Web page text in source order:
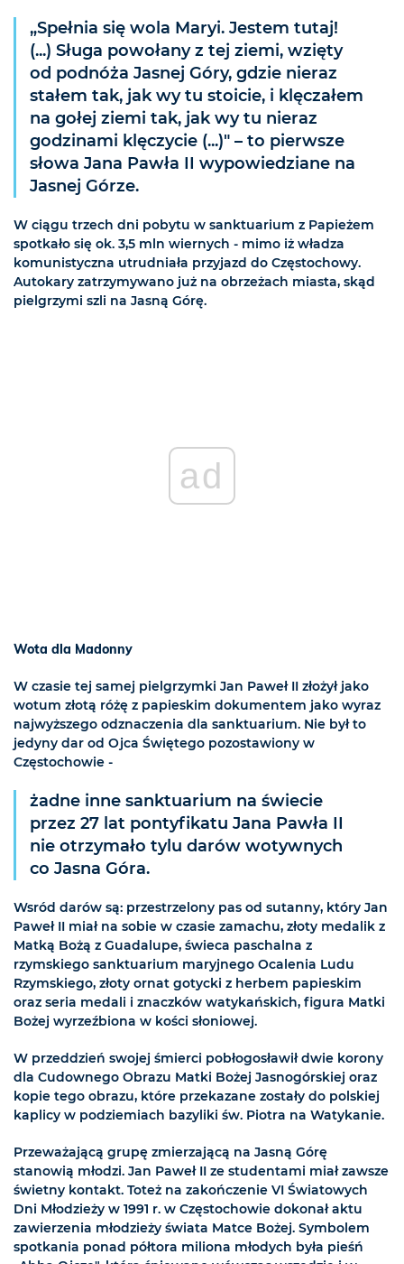
„Spełnia się wola Maryi. Jestem tutaj!
(...) Sługa powołany z tej ziemi, wzięty
od podnóża Jasnej Góry, gdzie nieraz
stałem tak, jak wy tu stoicie, i klęczałem
na gołej ziemi tak, jak wy tu nieraz
godzinami klęczycie (...)" – to pierwsze
słowa Jana Pawła II wypowiedziane na
Jasnej Górze.
W ciągu trzech dni pobytu w sanktuarium z Papieżem
spotkało się ok. 3,5 mln wiernych - mimo iż władza
komunistyczna utrudniała przyjazd do Częstochowy.
Autokary zatrzymywano już na obrzeżach miasta, skąd
pielgrzymi szli na Jasną Górę.
ad
Wota dla Madonny
W czasie tej samej pielgrzymki Jan Paweł II złożył jako
wotum złotą różę z papieskim dokumentem jako wyraz
najwyższego odznaczenia dla sanktuarium. Nie był to
jedyny dar od Ojca Świętego pozostawiony w
Częstochowie -
żadne inne sanktuarium na świecie
przez 27 lat pontyfikatu Jana Pawła II
nie otrzymało tylu darów wotywnych
co Jasna Góra.
Wsród darów są: przestrzelony pas od sutanny, który Jan
Paweł II miał na sobie w czasie zamachu, złoty medalik z
Matką Bożą z Guadalupe, świeca paschalna z
rzymskiego sanktuarium maryjnego Ocalenia Ludu
Rzymskiego, złoty ornat gotycki z herbem papieskim
oraz seria medali i znaczków watykańskich, figura Matki
Bożej wyrzeźbiona w kości słoniowej.
W przeddzień swojej śmierci pobłogosławił dwie korony
dla Cudownego Obrazu Matki Bożej Jasnogórskiej oraz
kopie tego obrazu, które przekazane zostały do polskiej
kaplicy w podziemiach bazyliki św. Piotra na Watykanie.
Przeważającą grupę zmierzającą na Jasną Górę
stanowią młodzi. Jan Paweł II ze studentami miał zawsze
świetny kontakt. Toteż na zakończenie VI Światowych
Dni Młodzieży w 1991 r. w Częstochowie dokonał aktu
zawierzenia młodzieży świata Matce Bożej. Symbolem
spotkania ponad półtora miliona młodych była pieśń